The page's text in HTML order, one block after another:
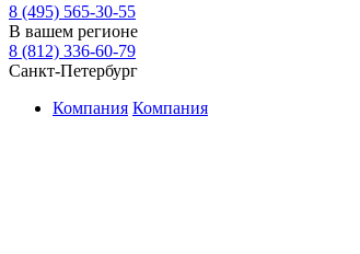
8 (495) 565-30-55
В вашем регионе
8 (812) 336-60-79
Санкт-Петербург
Компания Компания